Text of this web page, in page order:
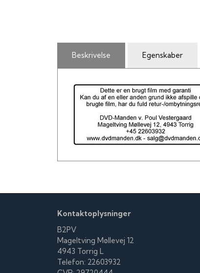
Beskrivelse Egenskaber
Kontaktoplysninger
B2PV
Mageltving Møllevej 12
4943 Torrig L
Telefon: 22603932